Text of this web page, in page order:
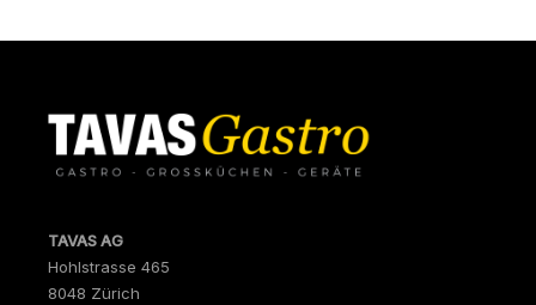
TAVAS AG
Hohlstrasse 465
8048 Zürich